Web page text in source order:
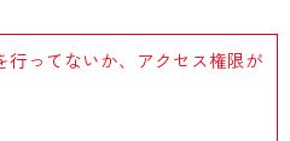
行ってないか、アクセス権限が